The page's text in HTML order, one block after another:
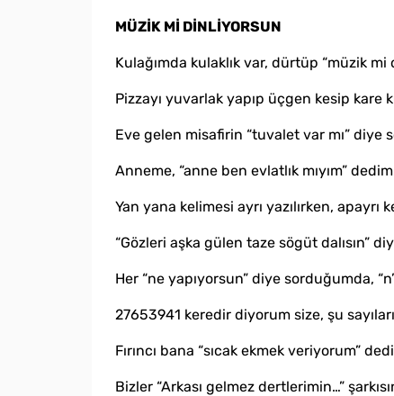
MÜZİK Mİ DİNLİYORSUN
Kulağımda kulaklık var, dürtüp “müzik
Pizzayı yuvarlak yapıp üçgen kesip kare
Eve gelen misafirin “tuvalet var mı” diye
Anneme, “anne ben evlatlık mıyım”
Yan yana kelimesi ayrı yazılırken,
“Gözleri aşka gülen taze sögüt dalısın”
Her “ne yapıyorsun” diye sorduğumda,
27653941 keredir diyorum size, şu
Fırıncı bana “sıcak ekmek veriyorum”
Bizler “Arkası gelmez dertlerimin…”